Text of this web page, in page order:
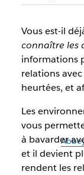
équipes
Découvrez
liens et la
productivité
Par l’équipe Slack
30 septembre 2025
Illustration par
Vous est-il
connaître les
informations
relations
heurtées, et
Les
vous
à bavarder
et il devient
rendent les